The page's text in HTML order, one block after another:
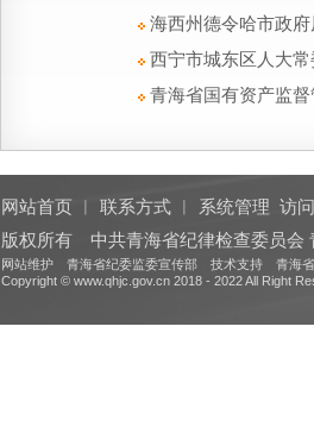
海西州德令哈市政
西宁市城东区人大
青海省国有资产监
网站首页 联系方式 系统管理 访
版权所有 中共青海省纪律检查委员会
网站维护 青海省纪委监委宣传部 技术支持 青海省
Copyright © www.qhjc.gov.cn 2018 - 2022 All Right